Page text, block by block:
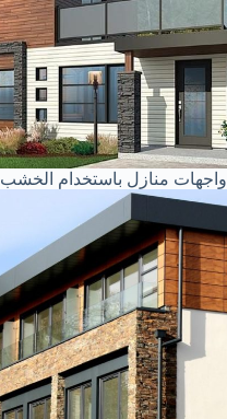
واجهات منازل باستخدام الخشب